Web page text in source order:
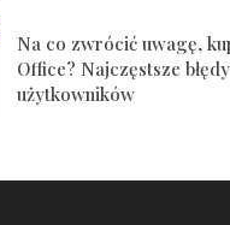
Na co zwrócić uwagę,
Office? Najczęstsze błędy
użytkowników